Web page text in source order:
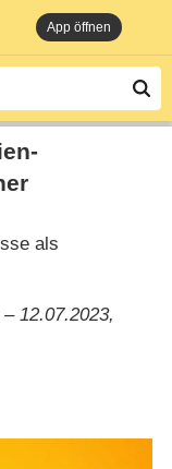
App öffnen
als
12.07.2023,